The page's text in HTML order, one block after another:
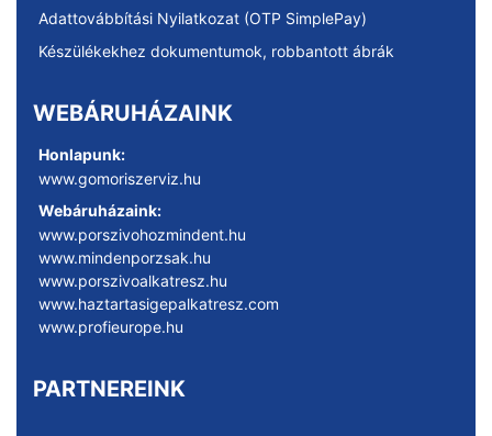
Adattovábbítási Nyilatkozat (OTP SimplePay)
Készülékekhez dokumentumok, robbantott ábrák
WEBÁRUHÁZAINK
Honlapunk:
www.gomoriszerviz.hu
Webáruházaink:
www.porszivohozmindent.hu
www.mindenporzsak.hu
www.porszivoalkatresz.hu
www.haztartasigepalkatresz.com
www.profieurope.hu
PARTNEREINK